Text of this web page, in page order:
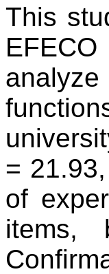
This
analyze
=
of
items,